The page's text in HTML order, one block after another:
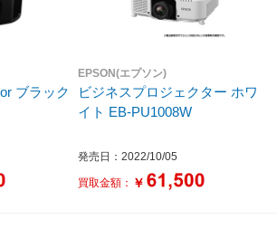
ブラック
EPSON(エプソン)
ビジネスプロジェクター ホワ
イト EB-PU1008W
発売日：2022/10/05
買取金額： ￥